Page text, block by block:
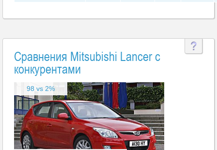
Сравнения Mitsubishi Lancer с
конкурентами
98 vs 2%